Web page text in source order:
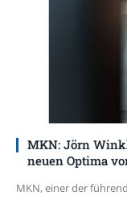
MKN: Jörn
neuen Optima
MKN, einer der